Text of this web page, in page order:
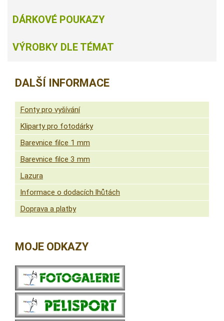
DÁRKOVÉ POUKAZY
VÝROBKY DLE TÉMAT
DALŠÍ INFORMACE
Fonty pro vyšívání
Kliparty pro fotodárky
Barevnice filce 1 mm
Barevnice filce 3 mm
Lazura
Informace o dodacích lhůtách
Doprava a platby
MOJE ODKAZY